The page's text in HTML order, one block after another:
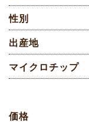
性別
出産地
マイクロチップ
価格